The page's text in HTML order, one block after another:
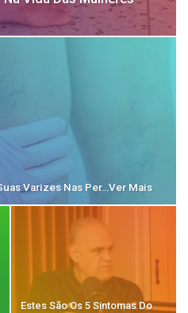
Varizes Nas Per…Ver Mais
Estes São Os 5 Sintomas Do